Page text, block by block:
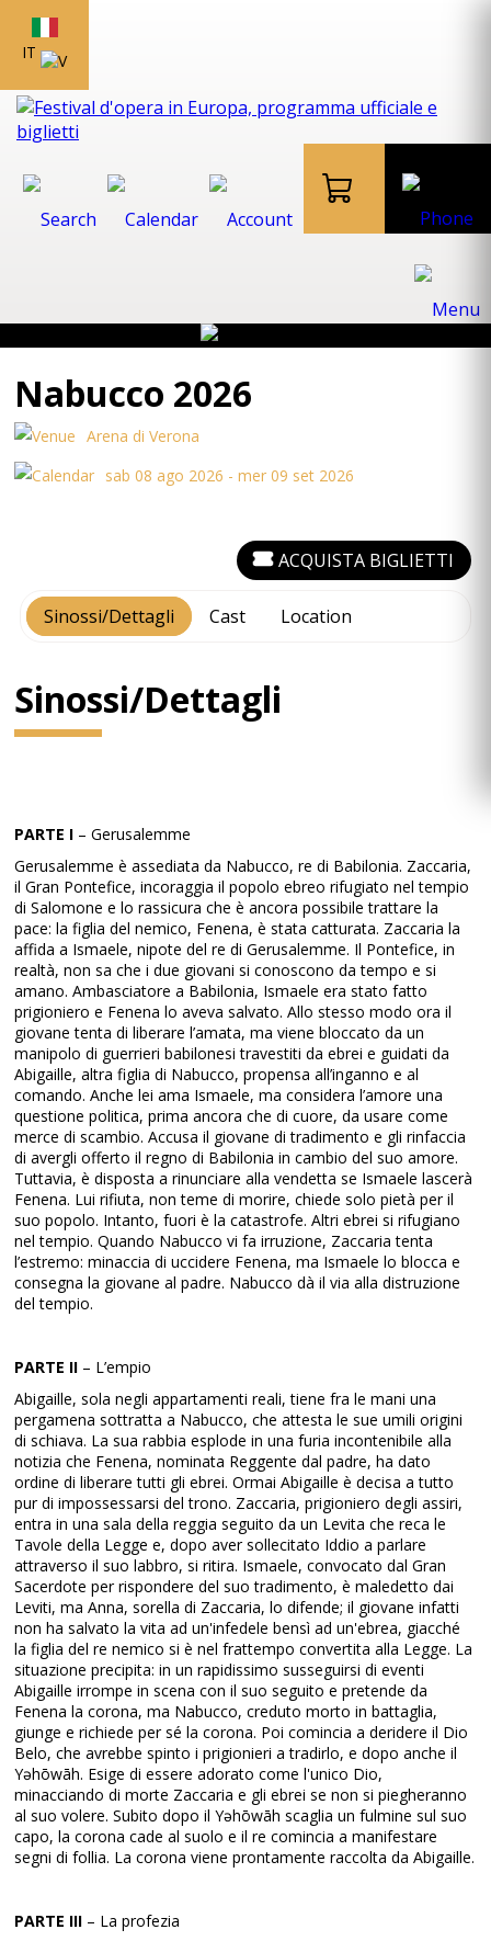
IT
Nabucco 2026
Arena di Verona
sab 08 ago 2026 - mer 09 set 2026
Sinossi/Dettagli Cast Location
ACQUISTA BIGLIETTI
Sinossi/Dettagli
PARTE I – Gerusalemme
Gerusalemme è assediata da Nabucco, re di Babilonia. Zaccaria,
il Gran Pontefice, incoraggia il popolo ebreo rifugiato nel tempio
di Salomone e lo rassicura che è ancora possibile trattare la
pace: la figlia del nemico, Fenena, è stata catturata. Zaccaria la
affida a Ismaele, nipote del re di Gerusalemme. Il Pontefice, in
realtà, non sa che i due giovani si conoscono da tempo e si
amano. Ambasciatore a Babilonia, Ismaele era stato fatto
prigioniero e Fenena lo aveva salvato. Allo stesso modo ora il
giovane tenta di liberare l’amata, ma viene bloccato da un
manipolo di guerrieri babilonesi travestiti da ebrei e guidati da
Abigaille, altra figlia di Nabucco, propensa all’inganno e al
comando. Anche lei ama Ismaele, ma considera l’amore una
questione politica, prima ancora che di cuore, da usare come
merce di scambio. Accusa il giovane di tradimento e gli rinfaccia
di avergli offerto il regno di Babilonia in cambio del suo amore.
Tuttavia, è disposta a rinunciare alla vendetta se Ismaele lascerà
Fenena. Lui rifiuta, non teme di morire, chiede solo pietà per il
suo popolo. Intanto, fuori è la catastrofe. Altri ebrei si rifugiano
nel tempio. Quando Nabucco vi fa irruzione, Zaccaria tenta
l’estremo: minaccia di uccidere Fenena, ma Ismaele lo blocca e
consegna la giovane al padre. Nabucco dà il via alla distruzione
del tempio.
PARTE II – L’empio
Abigaille, sola negli appartamenti reali, tiene fra le mani una
pergamena sottratta a Nabucco, che attesta le sue umili origini
di schiava. La sua rabbia esplode in una furia incontenibile alla
notizia che Fenena, nominata Reggente dal padre, ha dato
ordine di liberare tutti gli ebrei. Ormai Abigaille è decisa a tutto
pur di impossessarsi del trono. Zaccaria, prigioniero degli assiri,
entra in una sala della reggia seguito da un Levita che reca le
Tavole della Legge e, dopo aver sollecitato Iddio a parlare
attraverso il suo labbro, si ritira. Ismaele, convocato dal Gran
Sacerdote per rispondere del suo tradimento, è maledetto dai
Leviti, ma Anna, sorella di Zaccaria, lo difende; il giovane infatti
non ha salvato la vita ad un'infedele bensì ad un'ebrea, giacché
la figlia del re nemico si è nel frattempo convertita alla Legge. La
situazione precipita: in un rapidissimo susseguirsi di eventi
Abigaille irrompe in scena con il suo seguito e pretende da
Fenena la corona, ma Nabucco, creduto morto in battaglia,
giunge e richiede per sé la corona. Poi comincia a deridere il Dio
Belo, che avrebbe spinto i prigionieri a tradirlo, e dopo anche il
Yəhōwāh. Esige di essere adorato come l'unico Dio,
minacciando di morte Zaccaria e gli ebrei se non si piegheranno
al suo volere. Subito dopo il Yəhōwāh scaglia un fulmine sul suo
capo, la corona cade al suolo e il re comincia a manifestare
segni di follia. La corona viene prontamente raccolta da Abigaille.
PARTE III – La profezia